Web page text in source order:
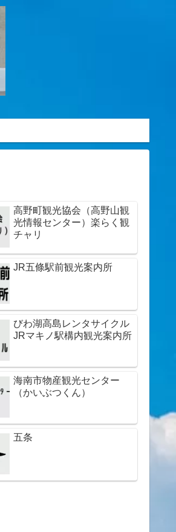
高野町観光協会（高野山観
光情報センター）楽らく観
チャリ
JR五條駅前観光案内所
びわ湖高島レンタサイクル
JRマキノ駅構内観光案内所
海南市物産観光センター
（かいぶつくん）
五条